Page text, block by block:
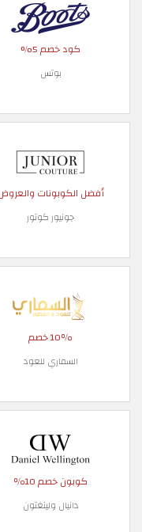
كود خصم 5%
بوتس
أفضل الكوبونات
جونيور كوتور
10٪ خصم
السماري للعود
كوبون خصم 10٪
دانيال ولينغتون